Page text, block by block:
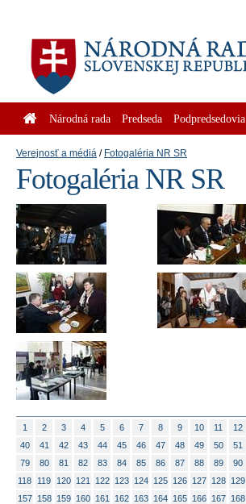
Národná rada Predseda Podpredsedovia
Verejnosť a médiá Fotogaléria NR SR
Fotogaléria NR SR
1 2 3 4 5 6 7 8 9 10 11 12
40
41 42 43 44 45 46 47 48 49 50 51
79
80 81 82 83 84 85 86 87 88 89 90
118
119 120 121 122 123 124 125 126 127 128 129
157
158 159 160 161 162 163 164 165 166 167 168